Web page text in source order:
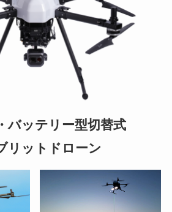
ン
各種サービス
パイロット）派遣
バッテリー型切替式
リットドローン